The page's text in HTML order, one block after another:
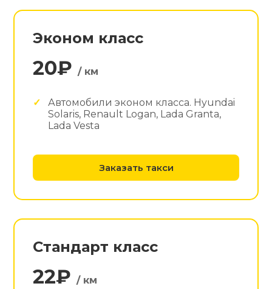
Эконом класс
20₽/ км
Автомобили эконом класса. Hyundai
Solaris, Renault Logan, Lada Granta,
Lada Vesta
Заказать такси
Стандарт класс
22₽/ км